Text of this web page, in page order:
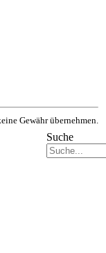
Suche
Gewähr übernehmen.